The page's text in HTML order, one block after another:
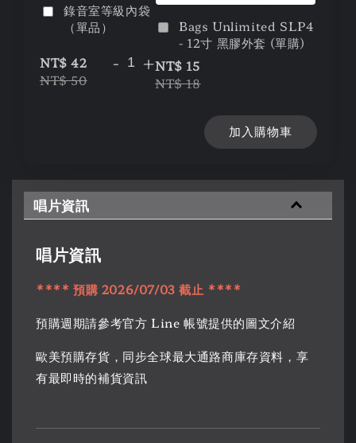
錄音室等級內袋
（單品）
NT$ 42
NT$ 50
- +
Bags Unlimited SLP4
- 12寸 黑膠外套 (單購)
NT$ 15
NT$ 18
加入購物車
唱片資訊
唱片資訊
**** 預購 2026/07/03 截止 ****
預購週期請參考官方 Line 帳號提供的圖文介紹
歐美預購存貨，同步全球最大通路商庫存資料，享
有最即時的補貨資訊